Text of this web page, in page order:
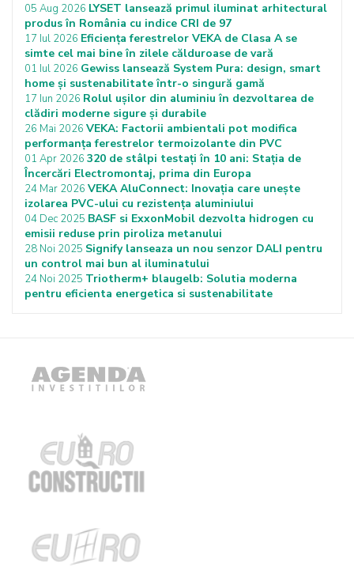
05 Aug 2026 LYSET lansează primul iluminat arhitectural
produs în România cu indice CRI de 97
17 Iul 2026 Eficiența ferestrelor VEKA de Clasa A se
simte cel mai bine în zilele călduroase de vară
01 Iul 2026 Gewiss lansează System Pura: design, smart
home și sustenabilitate într-o singură gamă
17 Iun 2026 Rolul ușilor din aluminiu în dezvoltarea de
clădiri moderne sigure și durabile
26 Mai 2026 VEKA: Factorii ambientali pot modifica
performanța ferestrelor termoizolante din PVC
01 Apr 2026 320 de stâlpi testați în 10 ani: Stația de
Încercări Electromontaj, prima din Europa
24 Mar 2026 VEKA AluConnect: Inovația care unește
izolarea PVC-ului cu rezistența aluminiului
04 Dec 2025 BASF si ExxonMobil dezvolta hidrogen cu
emisii reduse prin piroliza metanului
28 Noi 2025 Signify lanseaza un nou senzor DALI pentru
un control mai bun al iluminatului
24 Noi 2025 Triotherm+ blaugelb: Solutia moderna
pentru eficienta energetica si sustenabilitate